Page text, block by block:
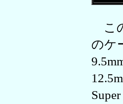
こ
のケ